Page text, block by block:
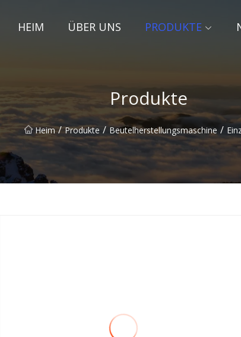
HEIM ÜBER UNS PRODUKTE
Produkte
Heim / Produkte / Beutelherstellungsmaschine /